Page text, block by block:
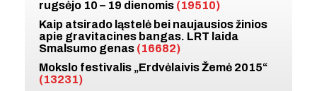
rugsėjo 10 – 19 dienomis (19510)
Kaip atsirado ląstelė bei naujausios žinios
apie gravitacines bangas. LRT laida
Smalsumo genas (16682)
Mokslo festivalis „Erdvėlaivis Žemė 2015“
(13231)